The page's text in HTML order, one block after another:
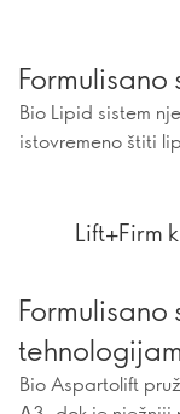
Formulisano
Bio Lipid sistem
istovremeno štiti
Lift+Firm
Bio Aspartolift